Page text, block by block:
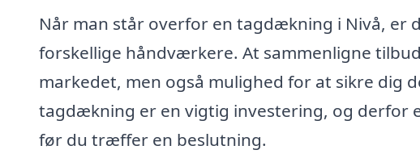
Når man står overfor en tagdækning i Nivå, er
forskellige håndværkere. At sammenligne
markedet, men også mulighed for at sikre dig
tagdækning er en vigtig investering, og
før du træffer en beslutning.